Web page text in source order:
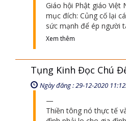
Giáo hội Phật giáo Việt
mục đích: Củng cố lại
sức mạnh để ép người
Xem thêm
Tụng Kinh Đọc Chú
Ngày đăng : 29-12-2020
Thiền tông nó thực tế